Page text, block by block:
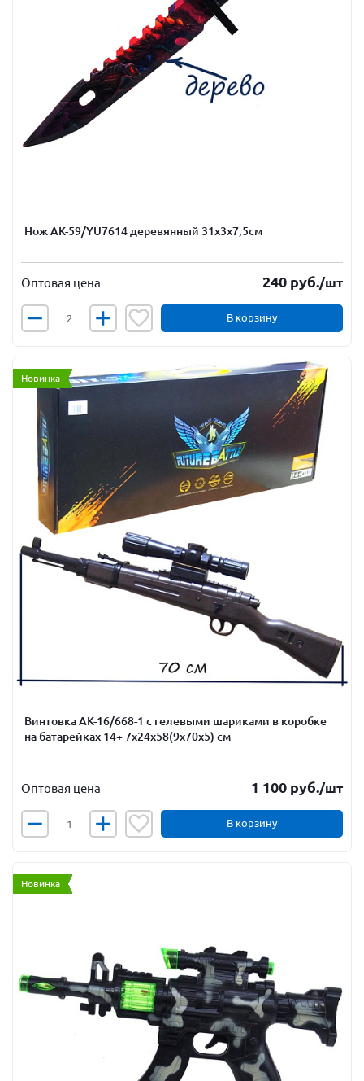
Нож АК-59/YU7614 деревянный 31х3х7,5см
Оптовая цена 240 руб./шт
В корзину
Новинка
Винтовка АК-16/668-1 с гелевыми шариками в коробке
на батарейках 14+ 7х24х58(9х70х5) см
Оптовая цена 1 100 руб./шт
В корзину
Новинка